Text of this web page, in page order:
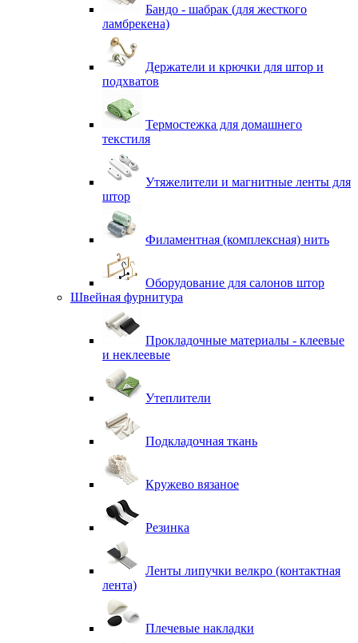
Бандо - шабрак (для жесткого
ламбрекена)
Держатели и крючки для штор и
подхватов
Термостежка для домашнего
текстиля
Утяжелители и магнитные ленты для
штор
Филаментная (комплексная) нить
Оборудование для салонов штор
Швейная фурнитура
Прокладочные материалы - клеевые
и неклеевые
Утеплители
Подкладочная ткань
Кружево вязаное
Резинка
Ленты липучки велкро (контактная
лента)
Плечевые накладки